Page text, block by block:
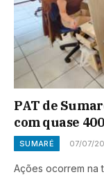
PAT de
com quase
SUMARÉ 07/07/
Ações ocorrem na